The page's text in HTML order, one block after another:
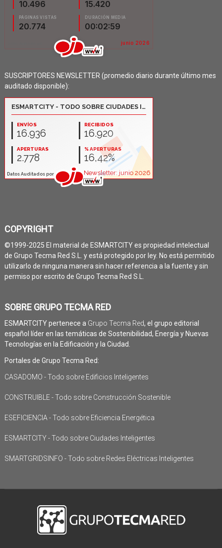
SUSCRIPTORES NEWSLETTER (promedio diario durante último mes
auditado disponible):
COPYRIGHT
©1999-2025 El material de ESMARTCITY es propiedad intelectual
de Grupo Tecma Red S.L. y está protegido por ley. No está permitido
utilizarlo de ninguna manera sin hacer referencia a la fuente y sin
permiso por escrito de Grupo Tecma Red S.L.
SOBRE GRUPO TECMA RED
ESMARTCITY pertenece a Grupo Tecma Red, el grupo editorial
español líder en las temáticas de Sostenibilidad, Energía y Nuevas
Tecnologías en la Edificación y la Ciudad.
Portales de Grupo Tecma Red:
CASADOMO - Todo sobre Edificios Inteligentes
CONSTRUIBLE - Todo sobre Construcción Sostenible
ESEFICIENCIA - Todo sobre Eficiencia Energética
ESMARTCITY - Todo sobre Ciudades Inteligentes
SMARTGRIDSINFO - Todo sobre Redes Eléctricas Inteligentes